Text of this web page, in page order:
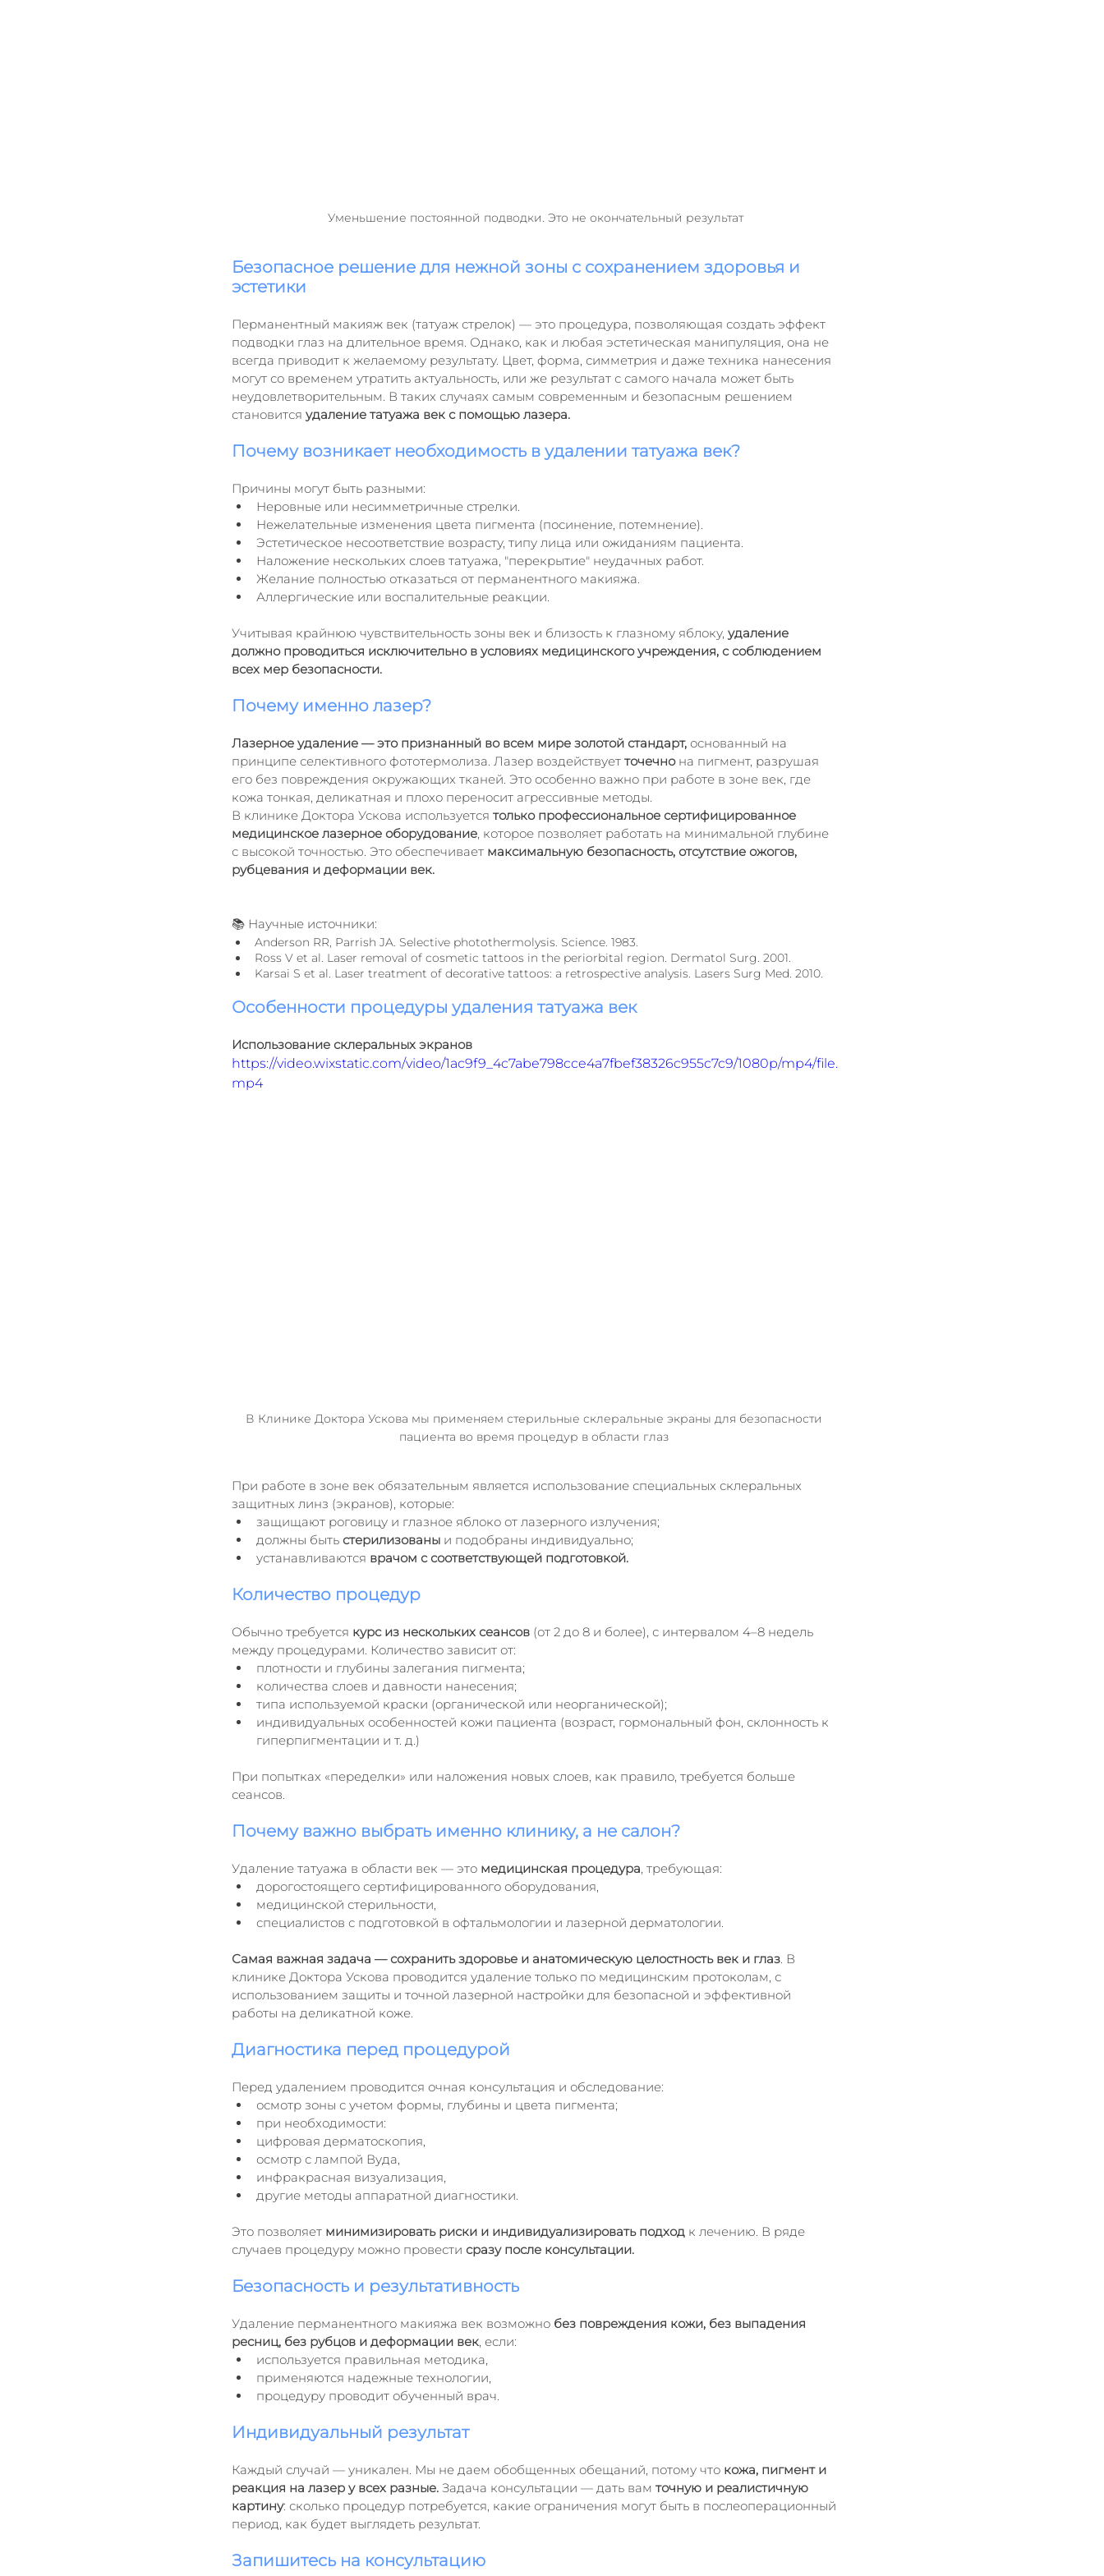
Уменьшение постоянной подводки. Это не окончательный результат
Безопасное решение для нежной зоны с сохранением здоровья и
эстетики
Перманентный макияж век (татуаж стрелок) — это процедура, позволяющая создать эффект
подводки глаз на длительное время. Однако, как и любая эстетическая манипуляция, она не
всегда приводит к желаемому результату. Цвет, форма, симметрия и даже техника нанесения
могут со временем утратить актуальность, или же результат с самого начала может быть
неудовлетворительным. В таких случаях самым современным и безопасным решением
становится удаление татуажа век с помощью лазера.
Почему возникает необходимость в удалении татуажа век?
Причины могут быть разными:
Неровные или несимметричные стрелки.
Нежелательные изменения цвета пигмента (посинение, потемнение).
Эстетическое несоответствие возрасту, типу лица или ожиданиям пациента.
Наложение нескольких слоев татуажа, "перекрытие" неудачных работ.
Желание полностью отказаться от перманентного макияжа.
Аллергические или воспалительные реакции.
Учитывая крайнюю чувствительность зоны век и близость к глазному яблоку, удаление
должно проводиться исключительно в условиях медицинского учреждения, с соблюдением
всех мер безопасности.
Почему именно лазер?
Лазерное удаление — это признанный во всем мире золотой стандарт, основанный на
принципе селективного фототермолиза. Лазер воздействует точечно на пигмент, разрушая
его без повреждения окружающих тканей. Это особенно важно при работе в зоне век, где
кожа тонкая, деликатная и плохо переносит агрессивные методы.
В клинике Доктора Ускова используется только профессиональное сертифицированное
медицинское лазерное оборудование, которое позволяет работать на минимальной глубине
с высокой точностью. Это обеспечивает максимальную безопасность, отсутствие ожогов,
рубцевания и деформации век.
📚 Научные источники:
Anderson RR, Parrish JA. Selective photothermolysis. Science. 1983.
Ross V et al. Laser removal of cosmetic tattoos in the periorbital region. Dermatol Surg. 2001.
Karsai S et al. Laser treatment of decorative tattoos: a retrospective analysis. Lasers Surg Med. 2010.
Особенности процедуры удаления татуажа век
Использование склеральных экранов
https://video.wixstatic.com/video/1ac9f9_4c7abe798cce4a7fbef38326c955c7c9/1080p/mp4/file.
mp4
В Клинике Доктора Ускова мы применяем стерильные склеральные экраны для безопасности
пациента во время процедур в области глаз
При работе в зоне век обязательным является использование специальных склеральных
защитных линз (экранов), которые:
защищают роговицу и глазное яблоко от лазерного излучения;
должны быть стерилизованы и подобраны индивидуально;
устанавливаются врачом с соответствующей подготовкой.
Количество процедур
Обычно требуется курс из нескольких сеансов (от 2 до 8 и более), с интервалом 4–8 недель
между процедурами. Количество зависит от:
плотности и глубины залегания пигмента;
количества слоев и давности нанесения;
типа используемой краски (органической или неорганической);
индивидуальных особенностей кожи пациента (возраст, гормональный фон, склонность к
гиперпигментации и т. д.)
При попытках «переделки» или наложения новых слоев, как правило, требуется больше
сеансов.
Почему важно выбрать именно клинику, а не салон?
Удаление татуажа в области век — это медицинская процедура , требующая:
дорогостоящего сертифицированного оборудования,
медицинской стерильности,
специалистов с подготовкой в офтальмологии и лазерной дерматологии.
Самая важная задача — сохранить здоровье и анатомическую целостность век и глаз . В
клинике Доктора Ускова проводится удаление только по медицинским протоколам, с
использованием защиты и точной лазерной настройки для безопасной и эффективной
работы на деликатной коже.
Диагностика перед процедурой
Перед удалением проводится очная консультация и обследование:
осмотр зоны с учетом формы, глубины и цвета пигмента;
при необходимости:
цифровая дерматоскопия,
осмотр с лампой Вуда,
инфракрасная визуализация,
другие методы аппаратной диагностики.
Это позволяет минимизировать риски и индивидуализировать подход к лечению. В ряде
случаев процедуру можно провести сразу после консультации.
Безопасность и результативность
Удаление перманентного макияжа век возможно без повреждения кожи, без выпадения
ресниц, без рубцов и деформации век , если:
используется правильная методика,
применяются надежные технологии,
процедуру проводит обученный врач.
Индивидуальный результат
Каждый случай — уникален. Мы не даем обобщенных обещаний, потому что кожа, пигмент и
реакция на лазер у всех разные. Задача консультации — дать вам точную и реалистичную
картину: сколько процедур потребуется, какие ограничения могут быть в послеоперационный
период, как будет выглядеть результат.
Запишитесь на консультацию